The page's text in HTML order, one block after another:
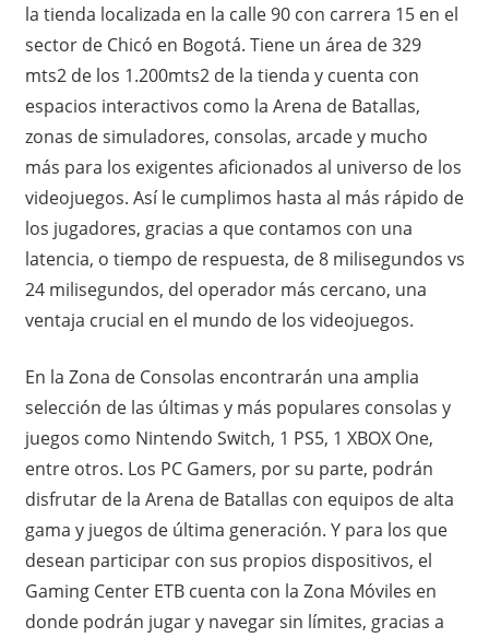
la tienda localizada en la calle 90 con carrera 15 en el
sector de Chicó en Bogotá. Tiene un área de 329
mts2 de los 1.200mts2 de la tienda y cuenta con
espacios interactivos como la Arena de Batallas,
zonas de simuladores, consolas, arcade y mucho
más para los exigentes aficionados al universo de los
videojuegos. Así le cumplimos hasta al más rápido de
los jugadores, gracias a que contamos con una
latencia, o tiempo de respuesta, de 8 milisegundos vs
24 milisegundos, del operador más cercano, una
ventaja crucial en el mundo de los videojuegos.
En la Zona de Consolas encontrarán una amplia
selección de las últimas y más populares consolas y
juegos como Nintendo Switch, 1 PS5, 1 XBOX One,
entre otros. Los PC Gamers, por su parte, podrán
disfrutar de la Arena de Batallas con equipos de alta
gama y juegos de última generación. Y para los que
desean participar con sus propios dispositivos, el
Gaming Center ETB cuenta con la Zona Móviles en
donde podrán jugar y navegar sin límites, gracias a